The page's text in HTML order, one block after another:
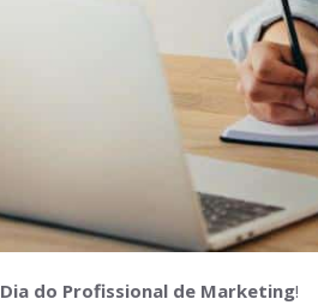
Dia do Profissional de Marketing!